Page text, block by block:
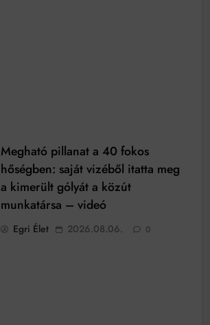
Megható pillanat a 40 fokos
hőségben: saját vizéből itatta meg
a kimerült gólyát a közút
munkatársa – videó
Egri Élet 2026.08.06. 0